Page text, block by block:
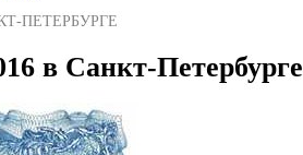
ПЕТЕРБУРГЕ
в Санкт-Петербурге